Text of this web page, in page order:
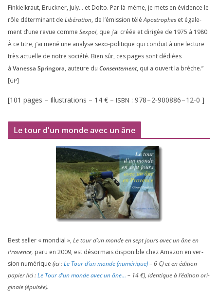
Finkielkraut, Bruckner, July… et Dolto. Par là-même, je mets en évi­dence le
rôle déter­mi­nant de Libération, de l’émission téléApostrophes et éga­le­
ment d’une revue comme Sexpol, que j’ai créée et diri­gée de 1975 à 1980.
À ce titre, j’ai mené une ana­lyse sexo-poli­tique qui conduit à une lec­ture
très actuelle de notre socié­té. Bien sûr, ces pages sont dédiées
à Vanessa Springora, auteure du Consentement, qui a ouvert la brèche.”
[GP]
[101 pages – Illustrations – 14 € – ISBN : 978–2‑900886–12‑0 ]
Le tour d’un monde avec un âne
Best sel­ler « mon­dial », Le tour d’un monde en sept jours avec un âne en
Provence, paru en 2009, est désor­mais dis­po­nible chez Amazon en ver­
sion numé­rique (ici :Le Tour d’un monde (numé­rique)–6€) et en édi­tion
papier (ici :Le Tour d’un monde avec un âne… – 14€), iden­tique à l’é­di­tion ori­
gi­nale (épui­sée).